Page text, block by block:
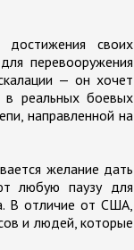
своих
перевооружения
— он хочет
в реальных боевых
направленной на
желание дать
любую паузу для
В отличие от США,
и людей, которые